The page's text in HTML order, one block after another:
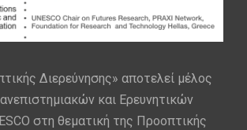
Διερεύνησης» αποτελεί μέλος
και Ερευνητικών
στη θεματική της Προοπτικής